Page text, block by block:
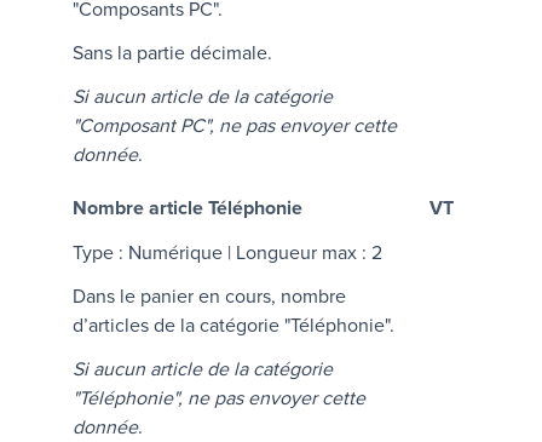
"Composants PC".
Sans la partie décimale.
Si aucun article de la catégorie
"Composant PC", ne pas envoyer cette
donnée.
Nombre article Téléphonie
Type : Numérique | Longueur max : 2
Dans le panier en cours, nombre
d’articles de la catégorie "Téléphonie".
Si aucun article de la catégorie
"Téléphonie", ne pas envoyer cette
donnée.
VT